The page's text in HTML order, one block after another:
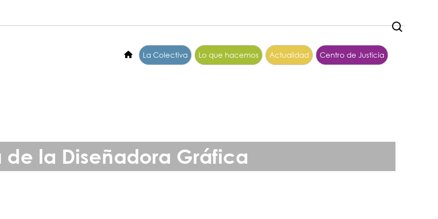
La Colectiva Lo que hacemos Actualidad Centro de Justicia
de la Diseñadora Gráfica